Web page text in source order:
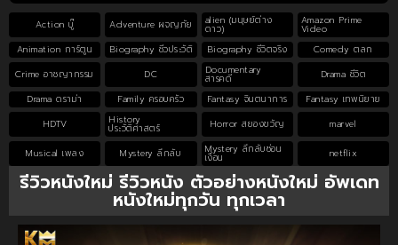
Action บู๊ Adventure ผจญภัย alien (มนุษย์ต่าง
ดาว)
Amazon Prime
Video
Animation การ์ตูน
Biography ชีวประวัติ Biography ชีวิตจริง
Comedy ตลก
Crime อาชญากรรม
DC Documentary
สารคดี
Drama ชีวิต
Drama ดราม่า
Family ครอบครัว Fantasy จินตนาการ
Fantasy เทพนิยาย
HDTV
History
ประวัติศาสตร์ Horror สยองขวัญ marvel
Musical เพลง Mystery ลึกลับ Mystery ลึกลับซ่อน
เงื่อน netflix
รีวิวหนังใหม่ รีวิวหนัง ตัวอย่างหนังใหม่ อัพเดท
หนังใหม่ทุกวัน ทุกเวลา